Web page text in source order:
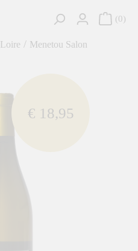
0
Loire / Menetou Salon
€ 18,95